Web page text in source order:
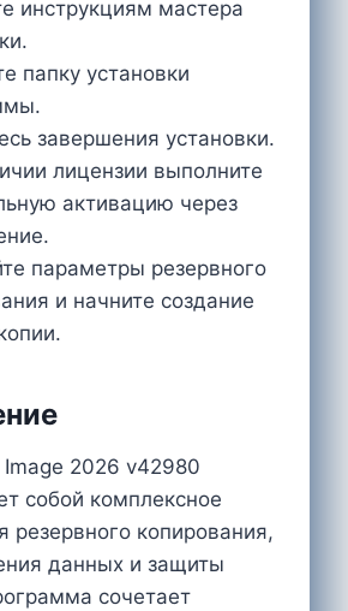
инструкциям мастера
папку установки
завершения установки.
лицензии выполните
активацию через
параметры резервного
и начните создание
Image 2026 v42980
собой комплексное
резервного копирования,
данных и защиты
сочетает